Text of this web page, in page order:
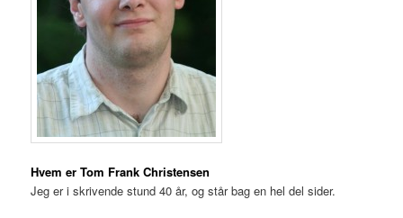
Hvem er Tom Frank Christensen
Jeg er i skrivende stund 40 år, og står bag en hel del sider.